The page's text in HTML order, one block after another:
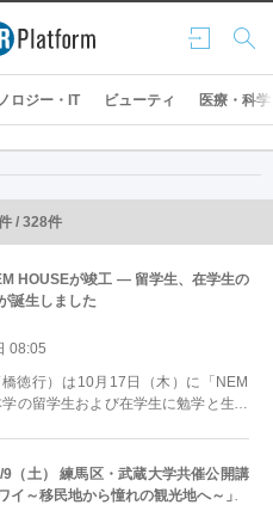
ログ
イン
検索
ロジー・IT ビューティ 医療・科学
/ 328件
HOUSEが竣工 ― 留学生、在学生の
誕生しました
08:05
徳行）は10月17日（木）に「NEM
の留学生および在学生に勉学と生活
9（土） 練馬区・武蔵大学共催公開講
イ～移民地から憧れの観光地へ～」